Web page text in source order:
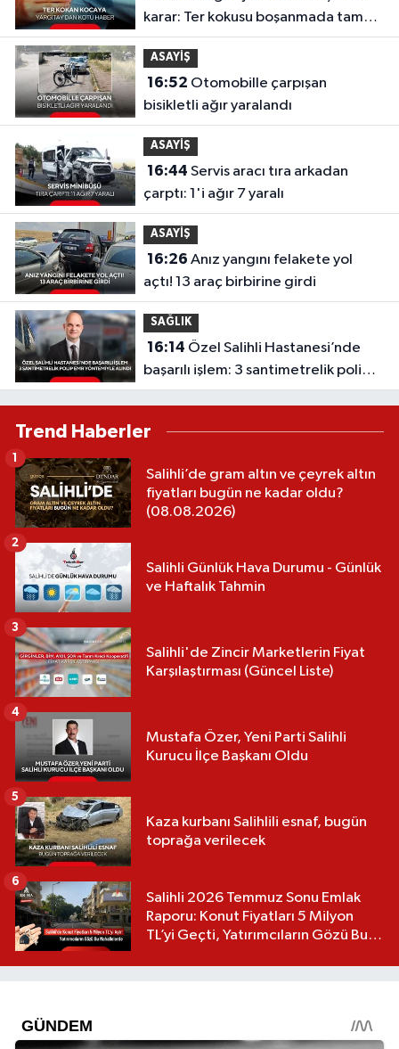
karar: Ter kokusu boşanmada tam
kusur sayıldı!
ASAYİŞ
16:52
bisikletli ağır yaralandı
ASAYİŞ
16:44
çarptı: 1'i ağır 7 yaralı
ASAYİŞ
16:26
açtı! 13 araç birbirine girdi
SAĞLIK
16:14
başarılı işlem: 3 santimetrelik polip
EMR yöntemiyle alındı
Trend Haberler
Salihli’de gram altın ve çeyrek altın
fiyatları bugün ne kadar oldu?
(08.08.2026)
1
Salihli Günlük Hava Durumu - Günlük
ve Haftalık Tahmin
2
Salihli'de Zincir Marketlerin Fiyat
Karşılaştırması (Güncel Liste)
3
Mustafa Özer, Yeni Parti Salihli
Kurucu İlçe Başkanı Oldu
4
Kaza kurbanı Salihlili esnaf, bugün
toprağa verilecek
5
Salihli 2026 Temmuz Sonu Emlak
Raporu: Konut Fiyatları 5 Milyon
TL’yi Geçti, Yatırımcıların Gözü Bu
6